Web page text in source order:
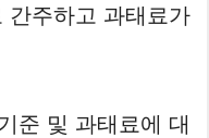
간주하고 과태료가
준 및 과태료에 대